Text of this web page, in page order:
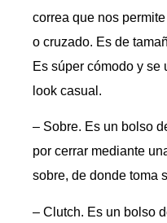
correa que nos
o cruzado. Es de
Es súper cómodo y se
look casual.
– Sobre. Es un bolso
por cerrar mediante
sobre, de donde toma
– Clutch. Es un bolso